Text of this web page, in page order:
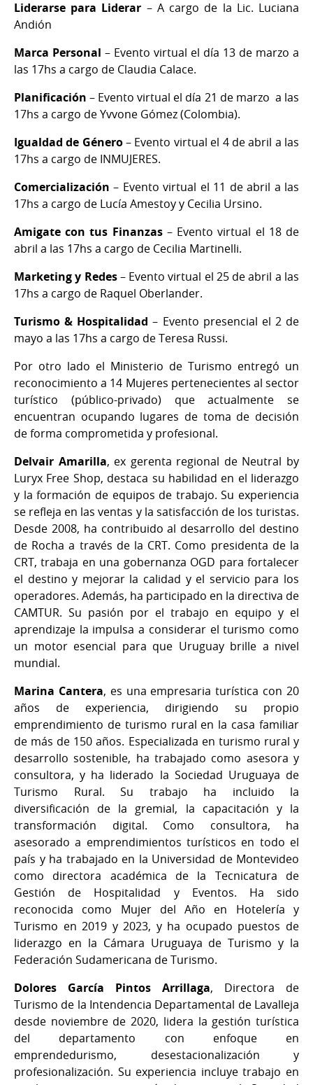
Liderarse para Liderar – A cargo de la Lic. Luciana
Andión
Marca Personal – Evento virtual el día 13 de marzo a
las 17hs a cargo de Claudia Calace.
Planificación – Evento virtual el día 21 de marzo a las
17hs a cargo de Yvvone Gómez (Colombia).
Igualdad de Género– Evento virtual el 4 de abril a las
17hs a cargo de INMUJERES.
Comercialización – Evento virtual el 11 de abril a las
17hs a cargo de Lucía Amestoy y Cecilia Ursino.
Amigate con tus Finanzas– Evento virtual el 18 de
abril a las 17hs a cargo de Cecilia Martinelli.
Marketing y Redes– Evento virtual el 25 de abril a las
17hs a cargo de Raquel Oberlander.
Turismo & Hospitalidad – Evento presencial el 2 de
mayo a las 17hs a cargo de Teresa Russi.
Por otro lado el Ministerio de Turismo entregó un
reconocimiento a 14 Mujeres pertenecientes al sector
turístico (público-privado) que actualmente se
encuentran ocupando lugares de toma de decisión
de forma comprometida y profesional.
Delvair Amarilla, ex gerenta regional de Neutral by
Luryx Free Shop, destaca su habilidad en el liderazgo
y la formación de equipos de trabajo. Su experiencia
se refleja en las ventas y la satisfacción de los turistas.
Desde 2008, ha contribuido al desarrollo del destino
de Rocha a través de la CRT. Como presidenta de la
CRT, trabaja en una gobernanza OGD para fortalecer
el destino y mejorar la calidad y el servicio para los
operadores. Además, ha participado en la directiva de
CAMTUR. Su pasión por el trabajo en equipo y el
aprendizaje la impulsa a considerar el turismo como
un motor esencial para que Uruguay brille a nivel
mundial.
Marina Cantera, es una empresaria turística con 20
años de experiencia, dirigiendo su propio
emprendimiento de turismo rural en la casa familiar
de más de 150 años. Especializada en turismo rural y
desarrollo sostenible, ha trabajado como asesora y
consultora, y ha liderado la Sociedad Uruguaya de
Turismo Rural. Su trabajo ha incluido la
diversificación de la gremial, la capacitación y la
transformación digital. Como consultora, ha
asesorado a emprendimientos turísticos en todo el
país y ha trabajado en la Universidad de Montevideo
como directora académica de la Tecnicatura de
Gestión de Hospitalidad y Eventos. Ha sido
reconocida como Mujer del Año en Hotelería y
Turismo en 2019 y 2023, y ha ocupado puestos de
liderazgo en la Cámara Uruguaya de Turismo y la
Federación Sudamericana de Turismo.
Dolores García Pintos Arrillaga, Directora de
Turismo de la Intendencia Departamental de Lavalleja
desde noviembre de 2020, lidera la gestión turística
del departamento con enfoque en
emprendedurismo, desestacionalización y
profesionalización. Su experiencia incluye trabajo en